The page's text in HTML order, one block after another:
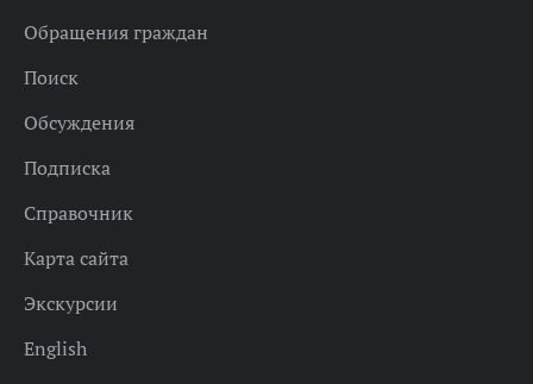
Обращения граждан
Поиск
Обсуждения
Подписка
Справочник
Карта сайта
Экскурсии
English